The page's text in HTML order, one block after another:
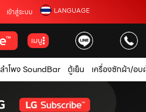
เข้าสู่ระบบ LANGUAGE
เมนู
ลำโพง SoundBar ตู้เย็น เครื่องซักผ้า/อบ